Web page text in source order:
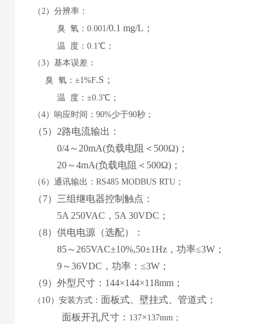
（2）分辨率：
臭 氧 ： 0.001/0.1 mg/L；
温 度： 0.1℃；
（3）基本误差：
臭 氧 ： ±1%F.S；
温 度： ±0.3℃；
（4）响应时间：90%少于90秒；
（5） 2路电流输出：
0/4～ 20mA(负载电阻＜ 500Ω) ；
20～4mA(负载电阻＜ 500Ω) ；
（6）通讯输出：RS485 MODBUS RTU；
（7） 三组继电器控制触点：
5A 250VAC， 5A 30VDC ；
（8）供电电源 （选配）
：
85～ 265VAC±10%,50±1Hz，功率≤3W；
9～36VDC，功率：≤3W；
（9）外型尺寸： 144×144×1 18mm；
（ 10） 安装方式： 面板式 壁挂式、管道式 ；
面板开孔尺寸 ： 137×137mm ；